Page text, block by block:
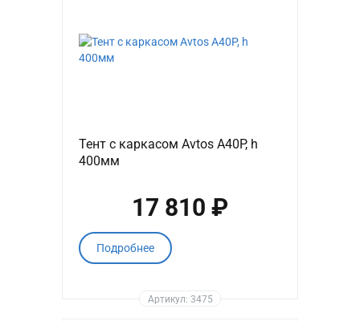
Тент с каркасом Avtos A40P, h
400мм
17 810 ₽
Подробнее
Артикул: 3475